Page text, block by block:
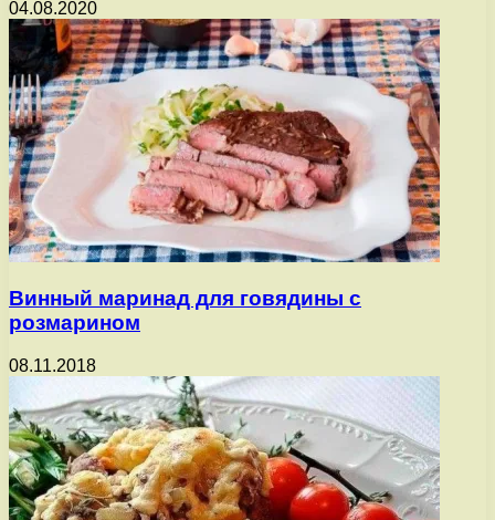
04.08.2020
Винный маринад для говядины с
розмарином
08.11.2018